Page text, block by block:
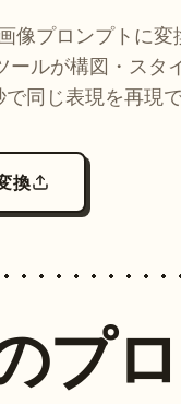
像プロンプトに変
ルが構図・スタ
同じ表現を再現で
換
プ